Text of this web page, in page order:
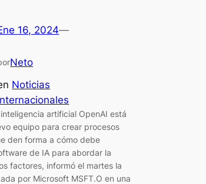
16, 2024—
Neto
Noticias
artificial OpenAI está
equipo para crear procesos
den forma a cómo debe
de IA para abordar la
factores, informó el martes la
por Microsoft MSFT.O en una